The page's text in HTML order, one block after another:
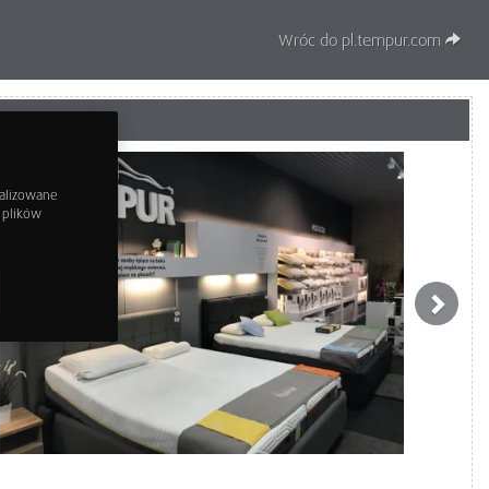
Wróc do pl.tempur.com
plików